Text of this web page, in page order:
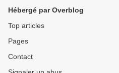
Hébergé par Overblog
Top articles
Pages
Contact